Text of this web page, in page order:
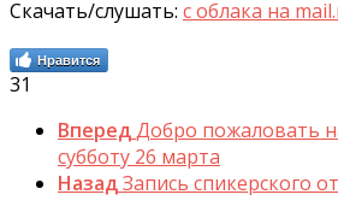
Скачать/слушать: с облака на
Нравится
31
ВпередДобро пожаловать
субботу 26 марта
НазадЗапись спикерского